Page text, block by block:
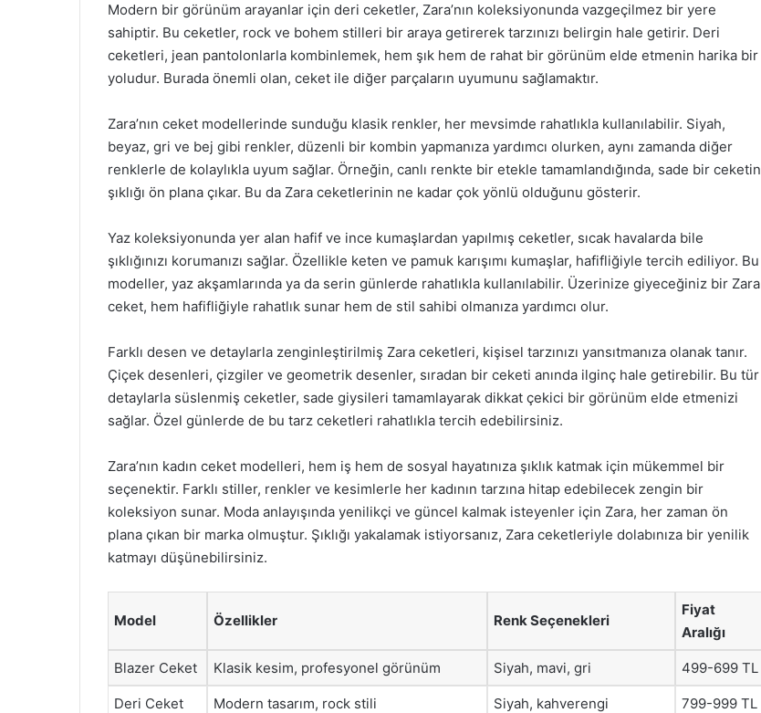
Modern bir görünüm arayanlar için deri ceketler, Zara’nın koleksiyonunda vazgeçilmez bir yere
sahiptir. Bu ceketler, rock ve bohem stilleri bir araya getirerek tarzınızı belirgin hale getirir. Deri
ceketleri, jean pantolonlarla kombinlemek, hem şık hem de rahat bir görünüm elde etmenin harika bir
yoludur. Burada önemli olan, ceket ile diğer parçaların uyumunu sağlamaktır.
Zara’nın ceket modellerinde sunduğu klasik renkler, her mevsimde rahatlıkla kullanılabilir. Siyah,
beyaz, gri ve bej gibi renkler, düzenli bir kombin yapmanıza yardımcı olurken, aynı zamanda diğer
renklerle de kolaylıkla uyum sağlar. Örneğin, canlı renkte bir etekle tamamlandığında, sade bir ceketin
şıklığı ön plana çıkar. Bu da Zara ceketlerinin ne kadar çok yönlü olduğunu gösterir.
Yaz koleksiyonunda yer alan hafif ve ince kumaşlardan yapılmış ceketler, sıcak havalarda bile
şıklığınızı korumanızı sağlar. Özellikle keten ve pamuk karışımı kumaşlar, hafifliğiyle tercih ediliyor. Bu
modeller, yaz akşamlarında ya da serin günlerde rahatlıkla kullanılabilir. Üzerinize giyeceğiniz bir Zara
ceket, hem hafifliğiyle rahatlık sunar hem de stil sahibi olmanıza yardımcı olur.
Farklı desen ve detaylarla zenginleştirilmiş Zara ceketleri, kişisel tarzınızı yansıtmanıza olanak tanır.
Çiçek desenleri, çizgiler ve geometrik desenler, sıradan bir ceketi anında ilginç hale getirebilir. Bu tür
detaylarla süslenmiş ceketler, sade giysileri tamamlayarak dikkat çekici bir görünüm elde etmenizi
sağlar. Özel günlerde de bu tarz ceketleri rahatlıkla tercih edebilirsiniz.
Zara’nın kadın ceket modelleri, hem iş hem de sosyal hayatınıza şıklık katmak için mükemmel bir
seçenektir. Farklı stiller, renkler ve kesimlerle her kadının tarzına hitap edebilecek zengin bir
koleksiyon sunar. Moda anlayışında yenilikçi ve güncel kalmak isteyenler için Zara, her zaman ön
plana çıkan bir marka olmuştur. Şıklığı yakalamak istiyorsanız, Zara ceketleriyle dolabınıza bir yenilik
katmayı düşünebilirsiniz.
Model Özellikler Renk Seçenekleri
Fiyat
Aralığı
Blazer Ceket Klasik kesim, profesyonel görünüm Siyah, mavi, gri 499-699 TL
Deri Ceket Modern tasarım, rock stili Siyah, kahverengi 799-999 TL